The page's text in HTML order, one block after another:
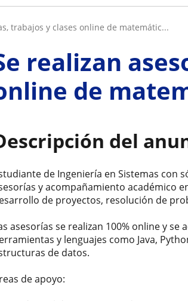
trabajos y clases online de matemátic...
realizan
de
del
de Ingeniería en Sistemas con
y acompañamiento académico
de proyectos, resolución de
asesorías se realizan 100% online y
y lenguajes como Java,
de datos.
de apoyo: